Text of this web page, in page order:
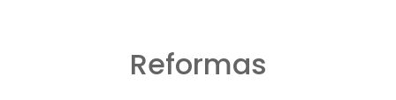
Reformas